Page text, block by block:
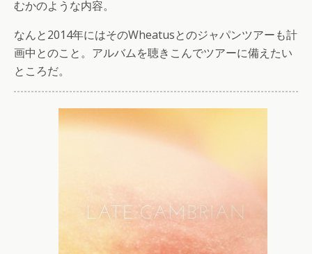
むかのような内容。
なんと2014年にはそのWheatusとのジャパンツアーも計
画中とのこと。アルバムを聴きこんでツアーに備えたい
ところだ。